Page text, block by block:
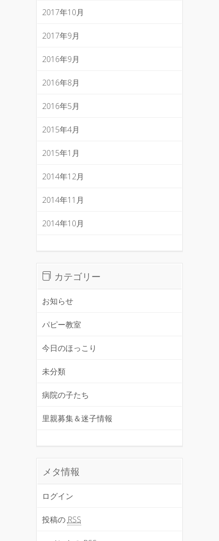
2017年10月
2017年9月
2016年9月
2016年8月
2016年5月
2015年4月
2015年1月
2014年12月
2014年11月
2014年10月
カテゴリー
お知らせ
パピー教室
今日のほっこり
未分類
病院の子たち
里親募集＆迷子情報
メタ情報
ログイン
投稿の RSS